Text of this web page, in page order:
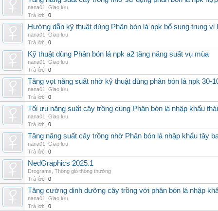
nana01
Giao lưu
Trả lời:
0
Hướng dẫn kỹ thuật dùng Phân bón lá npk bổ sung trung vi
nana01
Giao lưu
Trả lời:
0
Kỹ thuật dùng Phân bón lá npk a2 tăng năng suất vụ mùa
nana01
Giao lưu
Trả lời:
0
Tăng vọt năng suất nhờ kỹ thuật dùng phân bón lá npk 30-
nana01
Giao lưu
Trả lời:
0
Tối ưu năng suất cây trồng cùng Phân bón lá nhập khẩu
nana01
Giao lưu
Trả lời:
0
Tăng năng suất cây trồng nhờ Phân bón lá nhập khẩu tây
nana01
Giao lưu
Trả lời:
0
NedGraphics 2025.1
Drograms Thông gió thông thường
Trả lời:
0
Tăng cường dinh dưỡng cây trồng với phân bón lá nhập
nana01
Giao lưu
Trả lời:
0